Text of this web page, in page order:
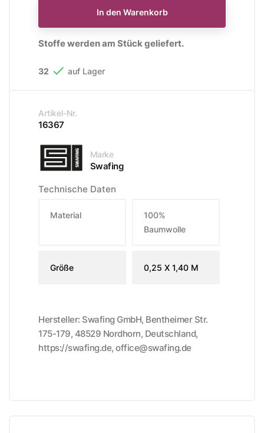
In den Warenkorb
Stoffe werden am Stück geliefert.
32  auf Lager
Artikel-Nr.
16367
Marke
Swafing
Technische Daten
Material
100%
Baumwolle
Größe 0,25 X 1,40 M
Hersteller: Swafing GmbH, Bentheimer Str.
175-179, 48529 Nordhorn, Deutschland,
https://swafing.de, office@swafing.de